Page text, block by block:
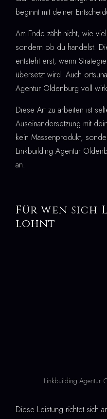
beginnt mit deiner
Am Ende zählt nicht, wie
sondern ob du handelst.
entsteht erst, wenn
übersetzt wird. Auch
Agentur Oldenburg voll
Diese Art zu arbeiten ist
Auseinandersetzung mit
kein Massenprodukt,
Linkbuilding Agentur
an.
Für wen sich
lohnt
Linkbuilding Agentur
Diese Leistung richtet sich